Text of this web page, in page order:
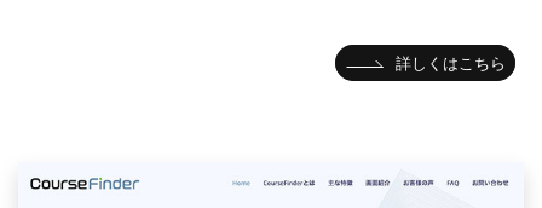
詳しくはこちら